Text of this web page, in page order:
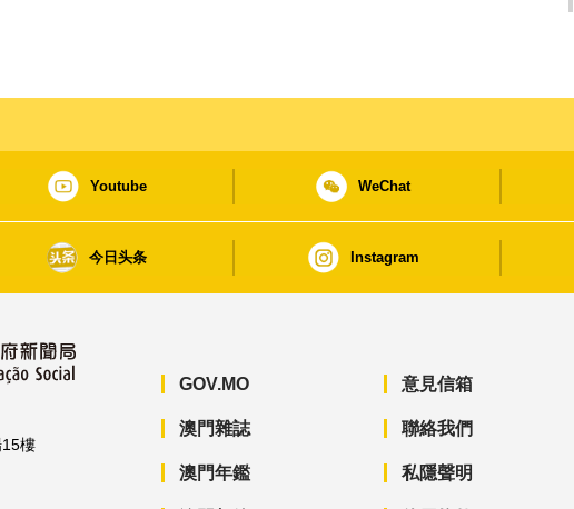
Youtube WeChat
今日头条 Instagram
樓
GOV.MO
澳門雜誌
澳門年鑑
意見信箱
聯絡我們
私隱聲明